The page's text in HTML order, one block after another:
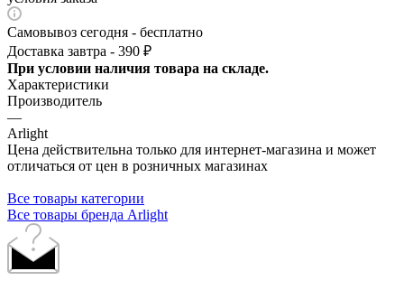
Самовывоз сегодня - бесплатно
Доставка завтра - 390 ₽
При условии наличия товара на складе.
Характеристики
Производитель
—
Arlight
Цена действительна только для интернет-магазина и может
отличаться от цен в розничных магазинах
Все товары категории
Все товары бренда Arlight